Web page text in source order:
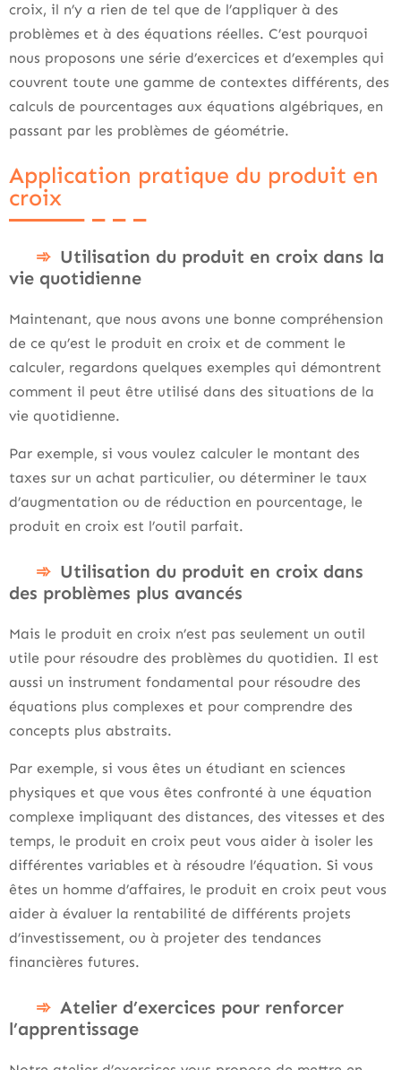
croix, il n’y a rien de tel que de l’appliquer à des
problèmes et à des équations réelles. C’est pourquoi
nous proposons une série d’exercices et d’exemples qui
couvrent toute une gamme de contextes différents, des
calculs de pourcentages aux équations algébriques, en
passant par les problèmes de géométrie.
Application pratique du produit en
croix
Utilisation du produit en croix dans la
vie quotidienne
Maintenant, que nous avons une bonne compréhension
de ce qu’est le produit en croix et de comment le
calculer, regardons quelques exemples qui démontrent
comment il peut être utilisé dans des situations de la
vie quotidienne.
Par exemple, si vous voulez calculer le montant des
taxes sur un achat particulier, ou déterminer le taux
d’augmentation ou de réduction en pourcentage, le
produit en croix est l’outil parfait.
Utilisation du produit en croix dans
des problèmes plus avancés
Mais le produit en croix n’est pas seulement un outil
utile pour résoudre des problèmes du quotidien. Il est
aussi un instrument fondamental pour résoudre des
équations plus complexes et pour comprendre des
concepts plus abstraits.
Par exemple, si vous êtes un étudiant en sciences
physiques et que vous êtes confronté à une équation
complexe impliquant des distances, des vitesses et des
temps, le produit en croix peut vous aider à isoler les
différentes variables et à résoudre l’équation. Si vous
êtes un homme d’affaires, le produit en croix peut vous
aider à évaluer la rentabilité de différents projets
d’investissement, ou à projeter des tendances
financières futures.
Atelier d’exercices pour renforcer
l’apprentissage